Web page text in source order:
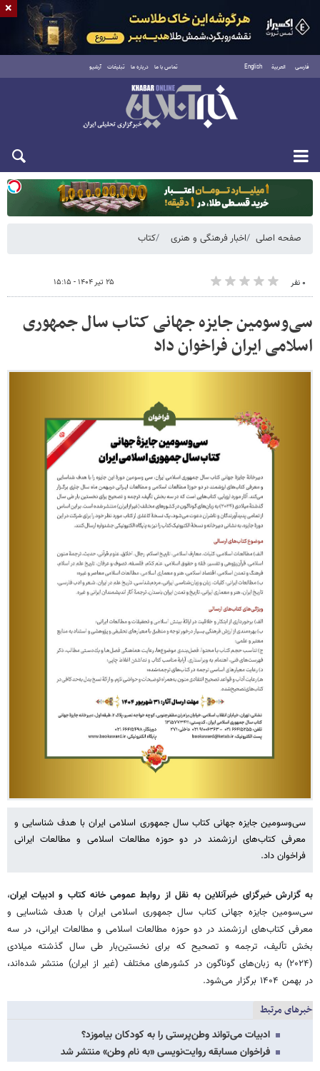
فارسی العربية English تماس با ما درباره ما تبلیغات آرشیو
یکشنبه ۱۸ مرداد ۱۴۰۵
صفحه اصلی اخبار فرهنگی و هنری کتاب
۰ نفر ۲۵ تیر ۱۴۰۴ - ۱۵:۱۵
سی‌وسومین جایزه جهانی کتاب سال جمهوری
اسلامی ایران فراخوان داد
سی‌‎وسومین جایزه جهانی کتاب سال جمهوری اسلامی ایران با هدف شناسایی و
معرفی کتاب‌های ارزشمند در دو حوزه مطالعات اسلامی و مطالعات ایرانی
فراخوان داد.
به گزارش خبرگزای خبرآنلاین به نقل از روابط عمومی خانه کتاب و ادبیات ایران،
سی‌‎سومین جایزه جهانی کتاب سال جمهوری اسلامی ایران با هدف شناسایی و
معرفی کتاب‌های ارزشمند در دو حوزه مطالعات اسلامی و مطالعات ایرانی، در سه
بخش تألیف، ترجمه و تصحیح که برای نخستین‌بار طی سال گذشته میلادی
(۲۰۲۴) به زبان‌های گوناگون در کشورهای مختلف (غیر از ایران) منتشر شده‌اند،
در بهمن ۱۴۰۴ برگزار می‌شود.
خبرهای مرتبط
ادبیات می‌تواند وطن‌پرستی را به کودکان بیاموزد؟
فراخوان مسابقه روایت‌نویسی «به نام وطن» منتشر شد
×